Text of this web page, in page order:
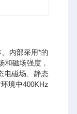
内部采用*的
磁场强度，
电磁场、静态
境中400KHz